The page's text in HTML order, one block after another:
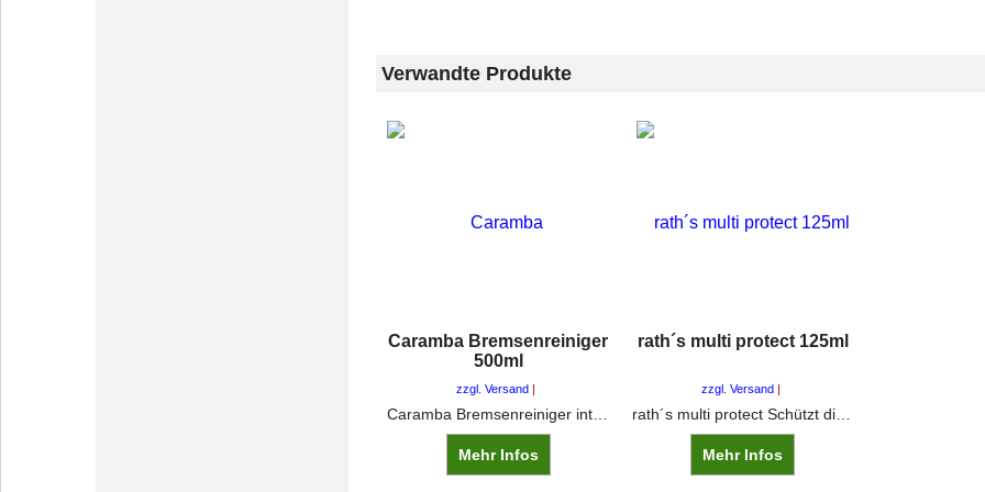
Verwandte Produkte
Caramba Bremsenreiniger
500ml
zzgl. Versand
Mehr Infos
rath´s multi protect 125ml
zzgl. Versand
rath´s multi protect Schützt die Haut vor Schmutz durch wechselnde Hautbelastungen im öligen,fettigen und staubigen Schmutzbereich sowie bei Kontakt mit anhaftendemoder auch feuchtem Schmutz/Wasser. Unter Handschuhen anwendbar.
Mehr Infos